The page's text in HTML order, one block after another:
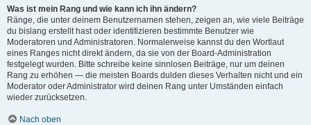
Was ist mein Rang und wie kann ich ihn ändern?
Ränge, die unter deinem Benutzernamen stehen, zeigen an, wie viele Beiträge
du bislang erstellt hast oder identifizieren bestimmte Benutzer wie
Moderatoren und Administratoren. Normalerweise kannst du den Wortlaut
eines Ranges nicht direkt ändern, da sie von der Board-Administration
festgelegt wurden. Bitte schreibe keine sinnlosen Beiträge, nur um deinen
Rang zu erhöhen — die meisten Boards dulden dieses Verhalten nicht und ein
Moderator oder Administrator wird deinen Rang unter Umständen einfach
wieder zurücksetzen.
Nach oben